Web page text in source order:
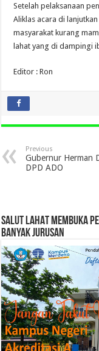
Setelah pelaksanaan
Aliklas acara di
masyarakat kurang
lahat yang di dampingi
Editor : Ron
Previous
Gubernur Herman
DPD ADO
SALUT LAHAT MEMBUKA
BANYAK JURUSAN